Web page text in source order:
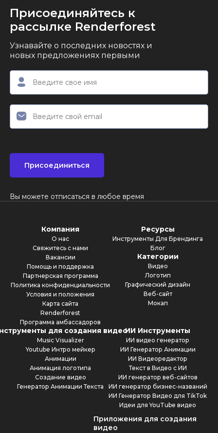
Присоединяйтесь к
рассылке Renderforest
Узнавайте о последних новостях и
новых предложениях первыми
Присоединиться
Вы можете отписаться в любое время
Компания
О нас
Свяжитесь с нами
Вакансии
Помощь и поддержка
Партнерская программа
Политика конфиденциальности
Условия и положения
Карта сайта
Renderforest
Программа амбассадоров
Ресурсы
Инструменты Для Брендинга
Блог
Категории
Видео
Логотип
Графический дизайн
Веб-сайт
Мокап
для создания видео
Music Visualizer
Youtube Интро мейкер
Анимации
Анимация логотипа
Создание видео
Генератор Анимации Текста
ИИ Инструменты
ИИ видео генератор
ИИ Генератор Анимации
ИИ Видеоредактор
Текст в Видео с ИИ
ИИ генератор веб-сайтов
ИИ генератор бизнес-названий
ИИ Генератор Видео для TikTok
Идеи для YouTube видео
Приложения для создания
видео